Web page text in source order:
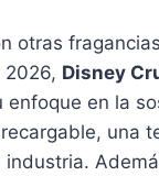
otras
2026, Disney
enfoque en la
una
industria.